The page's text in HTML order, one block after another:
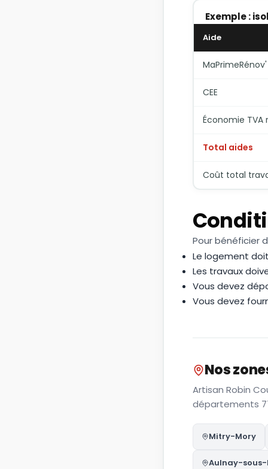
Exemple :
Aide
MaPrimeRénov'
CEE
Économie TVA
Total aides
Coût total
Pour bénéficier
Le logement
Les travaux
Vous devez
Vous devez
Nos
Artisan Robin
départements
Mitry-Mory
Aulnay-sous-